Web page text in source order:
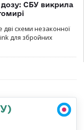
СБУ викрила
схеми незаконної
для збройних